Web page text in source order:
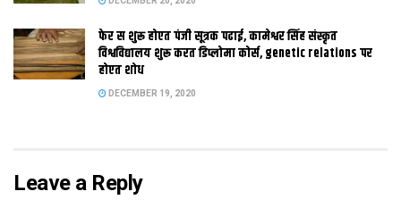
Tags: बिहार
फेर स शुरू होएत पंजी सूत्रक पढाई, कामेश्वर सिंह संस्कृत
विश्वविद्यालय शुरू करत डिप्लोमा कोर्स, genetic relations पर
होएत शोध
DECEMBER 19, 2020
Leave a Reply